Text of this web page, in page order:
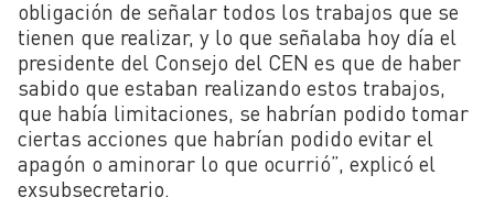
obligación de señalar todos los trabajos que se
tienen que realizar, y lo que señalaba hoy día el
presidente del Consejo del CEN es que de haber
sabido que estaban realizando estos trabajos,
que había limitaciones, se habrían podido tomar
ciertas acciones que habrían podido evitar el
apagón o aminorar lo que ocurrió”, explicó el
exsubsecretario.